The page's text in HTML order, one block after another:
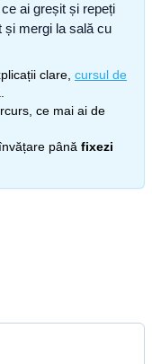
ai greșit și repeți
și mergi la sală cu
clare, cursul de
ce mai ai de
până fixezi